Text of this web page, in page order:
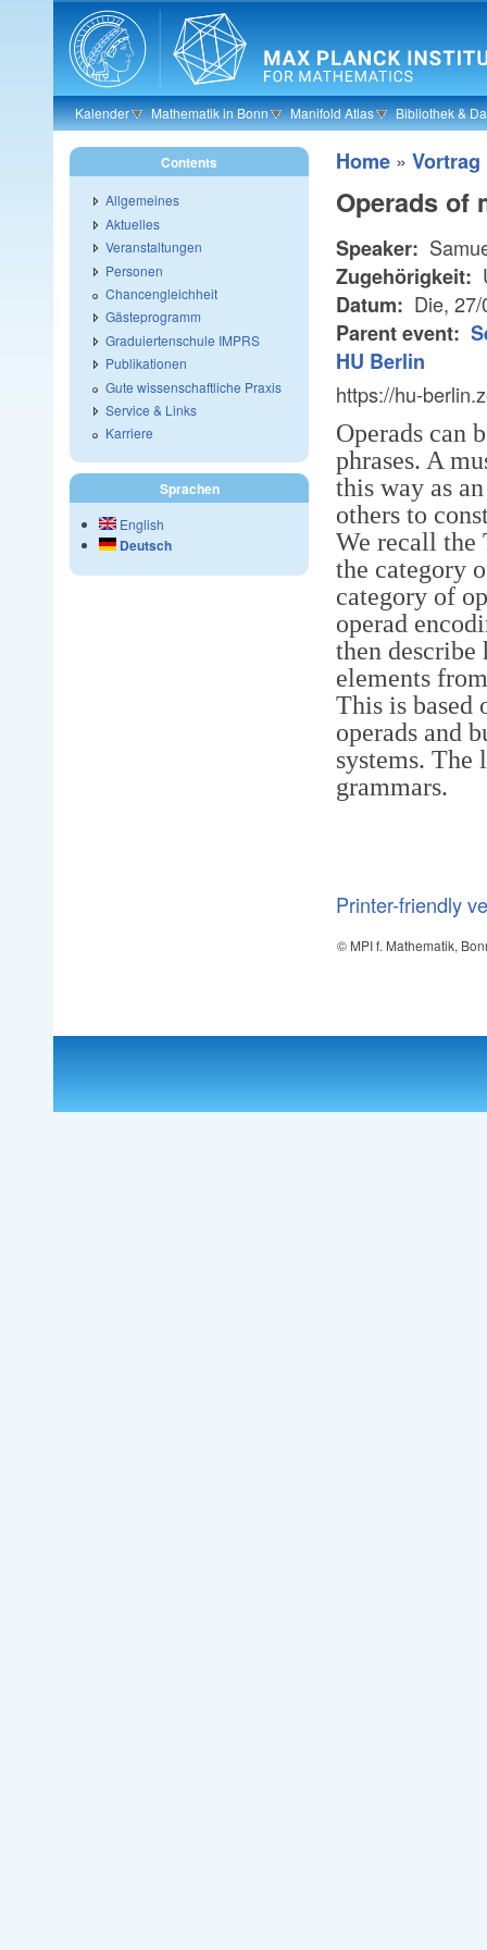
Skip to main content
Kalender Mathematik in Bonn Manifold Atlas Bibliothek &
Home » Vortrag
Operads of
Speaker:
Zugehörigkeit:
Datum: Die,
Parent event:
HU Berlin
https://hu-
Operads can
phrases. A
this way as
others to
We recall the
the category
category of
operad
then describe
elements
This is based
operads and
systems. The
grammars.
Printer-friendly
© MPI f. Mathematik,
Contents
Allgemeines
Aktuelles
Veranstaltungen
Personen
Chancengleichheit
Gästeprogramm
Graduiertenschule IMPRS
Publikationen
Gute wissenschaftliche Praxis
Service & Links
Karriere
Sprachen
English
Deutsch